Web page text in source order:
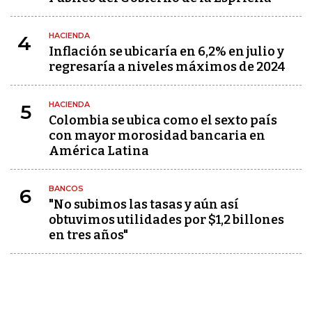
4 HACIENDA
Inflación se ubicaría en 6,2% en julio y
regresaría a niveles máximos de 2024
5 HACIENDA
Colombia se ubica como el sexto país
con mayor morosidad bancaria en
América Latina
6 BANCOS
"No subimos las tasas y aún así
obtuvimos utilidades por $1,2 billones
en tres años"